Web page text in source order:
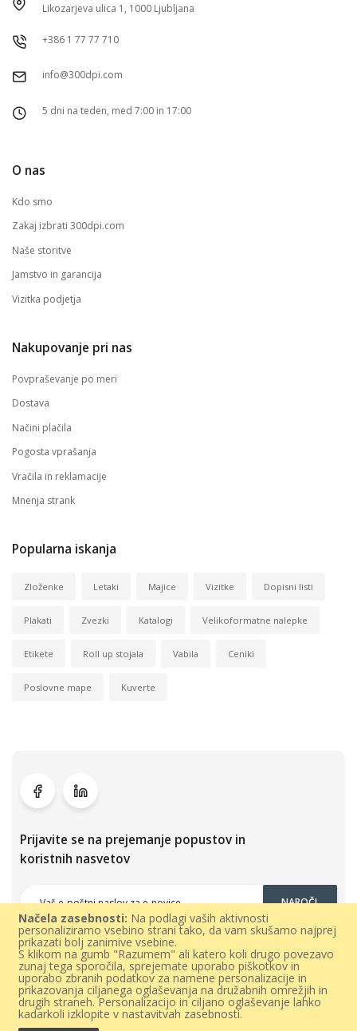
Načela zasebnosti: Na podlagi vaših aktivnosti
personaliziramo vsebino strani tako, da vam skušamo najprej
prikazati bolj zanimive vsebine.
S klikom na gumb "Razumem" ali katero koli drugo povezavo
zunaj tega sporočila, sprejemate uporabo piškotkov in
uporabo zbranih podatkov za namene personalizacije in
prikazovanja ciljanega oglaševanja na družabnih omrežjih in
drugih straneh. Personalizacijo in ciljano oglaševanje lahko
kadarkoli izklopite v nastavitvah zasebnosti.
Likozarjeva ulica 1, 1000 Ljubljana
+386 1 77 77 710
info@300dpi.com
5 dni na teden, med 7:00 in 17:00
O nas
Kdo smo
Zakaj izbrati 300dpi.com
Naše storitve
Jamstvo in garancija
Vizitka podjetja
Nakupovanje pri nas
Povpraševanje po meri
Dostava
Načini plačila
Pogosta vprašanja
Vračila in reklamacije
Mnenja strank
Popularna iskanja
Zloženke Letaki Majice Vizitke Dopisni listi
Plakati Zvezki Katalogi Velikoformatne nalepke
Etikete Roll up stojala Vabila Ceniki
Poslovne mape Kuverte
Prijavite se na prejemanje popustov in
koristnih nasvetov
NAROČI